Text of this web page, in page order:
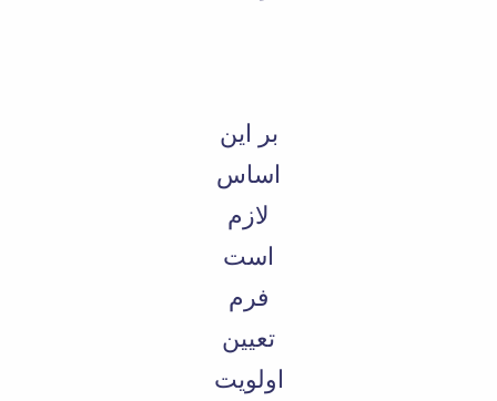
بر این
اساس
لازم
است
فرم
تعیین
اولویت